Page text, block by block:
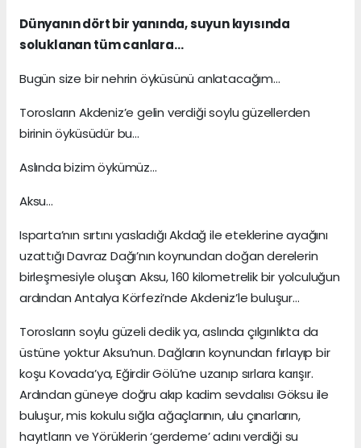
Dünyanın dört bir yanında, suyun kıyısında
soluklanan tüm canlara…
Bugün size bir nehrin öyküsünü anlatacağım…
Torosların Akdeniz’e gelin verdiği soylu güzellerden
birinin öyküsüdür bu…
Aslında bizim öykümüz…
Aksu…
Isparta’nın sırtını yasladığı Akdağ ile eteklerine ayağını
uzattığı Davraz Dağı’nın koynundan doğan derelerin
birleşmesiyle oluşan Aksu, 160 kilometrelik bir yolculuğun
ardından Antalya Körfezi’nde Akdeniz’le buluşur…
Torosların soylu güzeli dedik ya, aslında çılgınlıkta da
üstüne yoktur Aksu’nun. Dağların koynundan fırlayıp bir
koşu Kovada’ya, Eğirdir Gölü’ne uzanıp sırlara karışır.
Ardından güneye doğru akıp kadim sevdalısı Göksu ile
buluşur, mis kokulu sığla ağaçlarının, ulu çınarların,
hayıtların ve Yörüklerin ‘gerdeme’ adını verdiği su